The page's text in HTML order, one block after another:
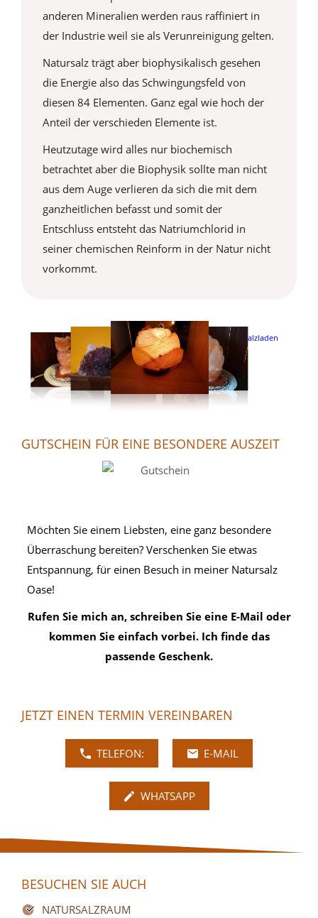
anderen Mineralien werden raus raffiniert in
der Industrie weil sie als Verunreinigung gelten.
Natursalz trägt aber biophysikalisch gesehen
die Energie also das Schwingungsfeld von
diesen 84 Elementen. Ganz egal wie hoch der
Anteil der verschieden Elemente ist.
Heutzutage wird alles nur biochemisch
betrachtet aber die Biophysik sollte man nicht
aus dem Auge verlieren da sich die mit dem
ganzheitlichen befasst und somit der
Entschluss entsteht das Natriumchlorid in
seiner chemischen Reinform in der Natur nicht
vorkommt.
GUTSCHEIN FÜR EINE BESONDERE AUSZEIT
Möchten Sie einem Liebsten, eine ganz besondere
Überraschung bereiten? Verschenken Sie etwas
Entspannung, für einen Besuch in meiner Natursalz
Oase!
Rufen Sie mich an, schreiben Sie eine E-Mail oder
kommen Sie einfach vorbei. Ich finde das
passende Geschenk.
JETZT EINEN TERMIN VEREINBAREN
TELEFON: E-MAIL
WHATSAPP
BESUCHEN SIE AUCH
NATURSALZRAUM